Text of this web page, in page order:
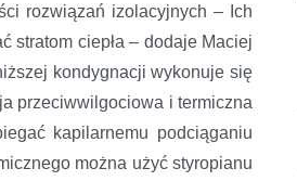
rozwiązań izolacyjnych – Ich
stratom ciepła – dodaje Maciej
kondygnacji wykonuje się
przeciwwilgociowa i termiczna
kapilarnemu podciąganiu
można użyć styropianu